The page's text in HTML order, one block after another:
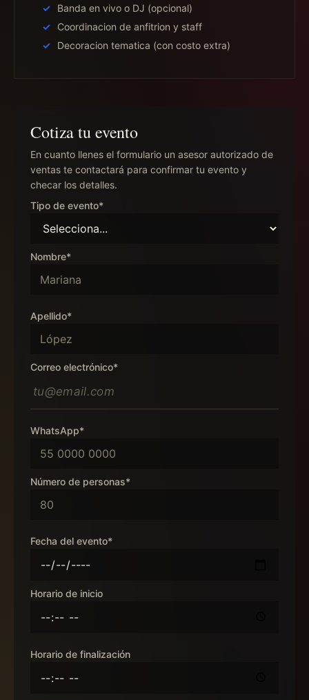
Banda en vivo o DJ (opcional)
Coordinacion de anfitrion y staff
Decoracion tematica (con costo extra)
Cotiza tu evento
En cuanto llenes el formulario un asesor autorizado de
ventas te contactará para confirmar tu evento y
checar los detalles.
Tipo de evento*
Nombre*
Apellido*
Correo electrónico*
WhatsApp*
Número de personas*
Fecha del evento*
Horario de inicio
Horario de finalización